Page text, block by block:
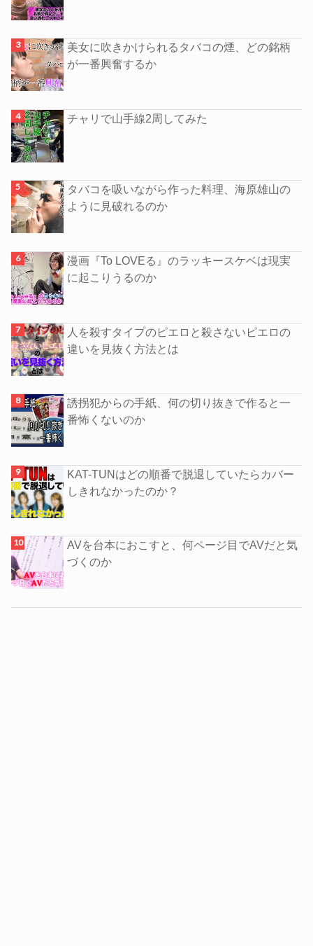
美女に吹きかけられるタバコの煙、どの銘柄
が一番興奮するか
チャリで山手線2周してみた
タバコを吸いながら作った料理、海原雄山の
ように見破れるのか
漫画『To LOVEる』のラッキースケベは現実
に起こりうるのか
人を殺すタイプのピエロと殺さないピエロの
違いを見抜く方法とは
誘拐犯からの手紙、何の切り抜きで作ると一
番怖くないのか
KAT-TUNはどの順番で脱退していたらカバー
しきれなかったのか？
AVを台本におこすと、何ページ目でAVだと気
づくのか